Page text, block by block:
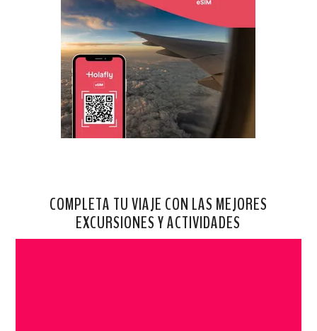
COMPLETA TU VIAJE CON LAS MEJORES
EXCURSIONES Y ACTIVIDADES